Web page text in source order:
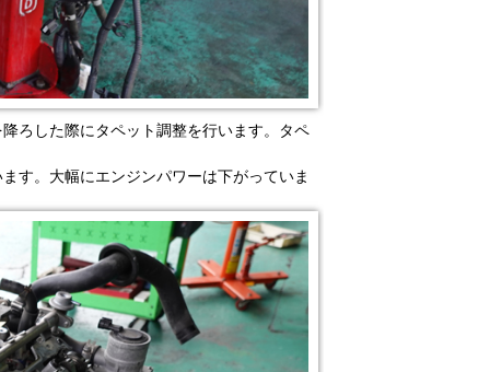
ろした際にタペット調整を行います。タペ
す。大幅にエンジンパワーは下がっていま